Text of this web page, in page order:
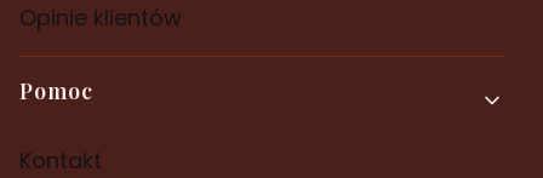
Opinie klientów
Pomoc
Kontakt